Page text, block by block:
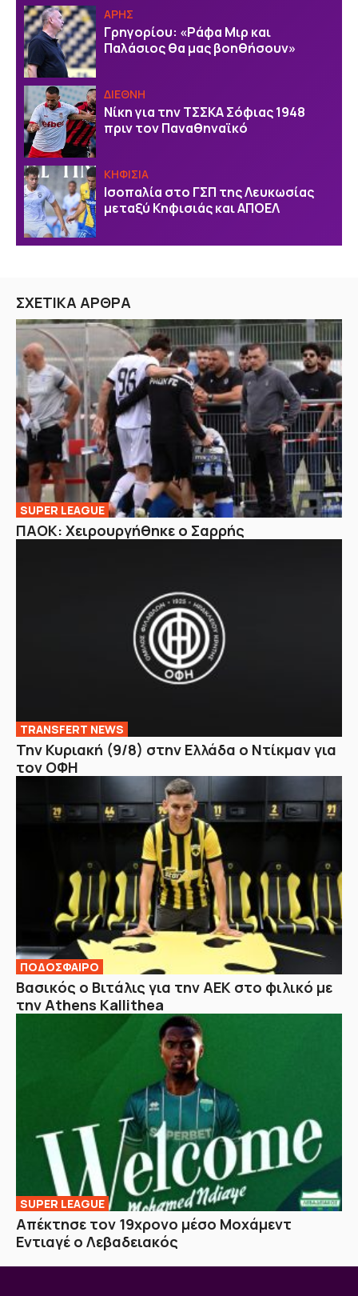
ΑΡΗΣ
Γρηγορίου: «Ράφα Μιρ και
Παλάσιος θα μας βοηθήσουν»
ΔΙΕΘΝΗ
Νίκη για την ΤΣΣΚΑ Σόφιας 1948
πριν τον Παναθηναϊκό
ΚΗΦΙΣΙΑ
Ισοπαλία στο ΓΣΠ της Λευκωσίας
μεταξύ Κηφισιάς και ΑΠΟΕΛ
ΣΧΕΤΙΚΑ ΑΡΘΡΑ
SUPER LEAGUE
ΠΑΟΚ: Χειρουργήθηκε ο Σαρρής
TRANSFERT NEWS
Την Κυριακή (9/8) στην Ελλάδα ο Ντίκμαν για
τον ΟΦΗ
ΠΟΔΟΣΦΑΙΡΟ
Βασικός ο Βιτάλις για την ΑΕΚ στο φιλικό με
την Athens Kallithea
SUPER LEAGUE
Απέκτησε τον 19χρονο μέσο Μοχάμεντ
Εντιαγέ ο Λεβαδειακός